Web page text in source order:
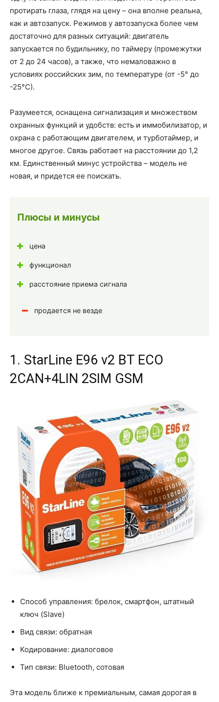
протирать глаза, глядя на цену – она вполне реальна,
как и автозапуск. Режимов у автозапуска более чем
достаточно для разных ситуаций: двигатель
запускается по будильнику, по таймеру (промежутки
от 2 до 24 часов), а также, что немаловажно в
условиях российских зим, по температуре (от -5° до
-25°С).
Разумеется, оснащена сигнализация и множеством
охранных функций и удобств: есть и иммобилизатор, и
охрана с работающим двигателем, и турботаймер, и
многое другое. Связь работает на расстоянии до 1,2
км. Единственный минус устройства – модель не
новая, и придется ее поискать.
Плюсы и минусы
цена
функционал
расстояние приема сигнала
продается не везде
1. StarLine E96 v2 BT ECO
2CAN+4LIN 2SIM GSM
Способ управления: брелок, смартфон, штатный
ключ (Slave)
Вид связи: обратная
Кодирование: диалоговое
Тип связи: Bluetooth, сотовая
Эта модель ближе к премиальным, самая дорогая в